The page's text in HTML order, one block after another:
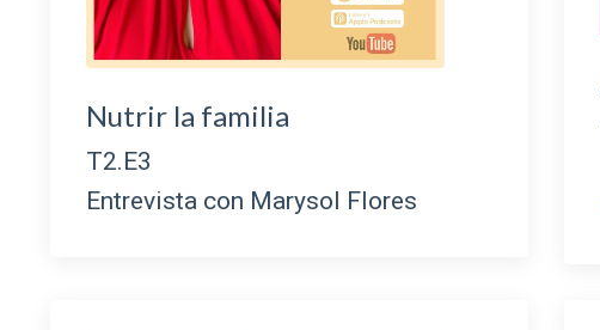
Nutrir la familia
T2.E3
Entrevista con Marysol Flores